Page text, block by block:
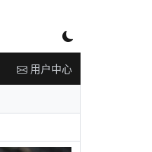
用户中心